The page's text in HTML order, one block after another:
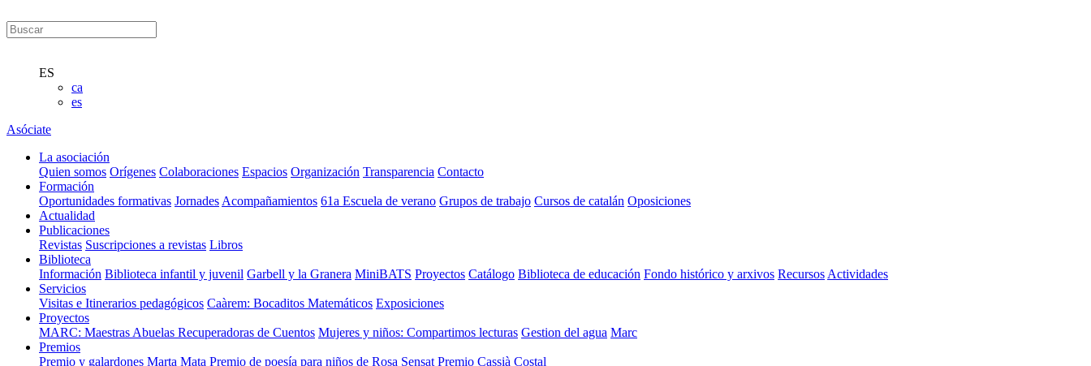
ES
ca
es
Asóciate
La asociación
Quien somos Orígenes Colaboraciones Espacios Organización Transparencia Contacto
Formación
Oportunidades formativas Jornades Acompañamientos 61a Escuela de verano Grupos de trabajo Cursos de catalán Oposiciones
Actualidad
Publicaciones
Revistas Suscripciones a revistas Libros
Biblioteca
Información Biblioteca infantil y juvenil Garbell y la Granera MiniBATS Proyectos Catálogo Biblioteca de educación Fondo histórico y arxivos Recursos Actividades
Servicios
Visitas e Itinerarios pedagógicos Caàrem: Bocaditos Matemáticos Exposiciones
Proyectos
MARC: Maestras Abuelas Recuperadoras de Cuentos Mujeres y niños: Compartimos lecturas Gestion del agua Marc
Premios
Premio y galardones Marta Mata Premio de poesía para niños de Rosa Sensat Premio Cassià Costal